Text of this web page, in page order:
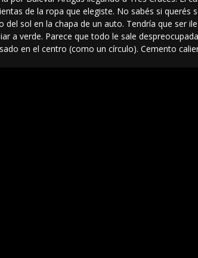
de la ropa que elegiste. No sabés si querés
del sol en la chapa de un auto. Tendría que ser
a verde. Parece que todo le sale
en el centro (como un círculo). Cemento